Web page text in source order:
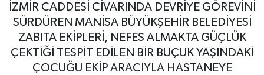
İZMİR CADDESİ CİVARINDA DEVRİYE GÖREVİNİ
SÜRDÜREN MANİSA BÜYÜKŞEHİR BELEDİYESİ
ZABITA EKİPLERİ, NEFES ALMAKTA GÜÇLÜK
ÇEKTİĞİ TESPİT EDİLEN BİR BUÇUK YAŞINDAKİ
ÇOCUĞU EKİP ARACIYLA HASTANEYE
Haber Arşivi